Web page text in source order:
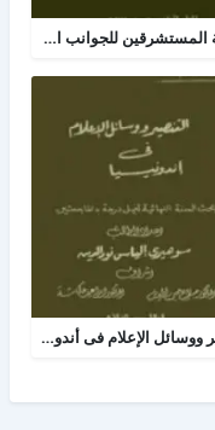
دراسة المستشرقين للجوانب العقدية والفكرية من حركة الشيخ محمد بن عبدالوهاب رحمه الله
ألتنصير ووسائل الإعلام فى أندونيسيا